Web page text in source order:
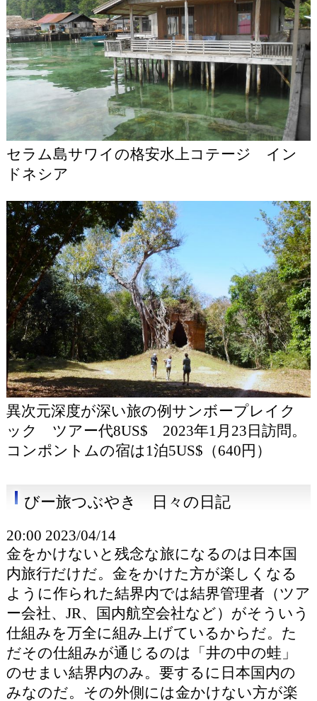
セラム島サワイの格安水上コテージ イン
ドネシア
異次元深度が深い旅の例サンボープレイク
ック ツアー代8US$ 2023年1月23日訪問。
コンポントムの宿は1泊5US$（640円）
びー旅つぶやき 日々の日記
20:00 2023/04/14
金をかけないと残念な旅になるのは日本国
内旅行だけだ。金をかけた方が楽しくなる
ように作られた結界内では結界管理者（ツア
ー会社、JR、国内航空会社など）がそういう
仕組みを万全に組み上げているからだ。た
だその仕組みが通じるのは「井の中の蛙」
のせまい結界内のみ。要するに日本国内の
みなのだ。その外側には金かけない方が楽